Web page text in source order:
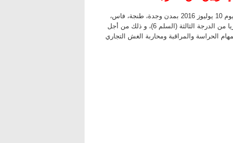
تنظم وزارة الاقتصاد و المالية (إدارة الجمارك والضرائب غير المباشرة) يوم 10 يوليوز 2016 بمدن وجدة، طنجة، فاس،
الرباط، الدار البيضاء، مراكش، وأكادير، مباراة لتوظيف 285 مساعدا إداريا من الدرجة الثالثة (السلم 6)، و ذلك من أجل
الحراسة والمراقبة ومحاربة الغش التجاري